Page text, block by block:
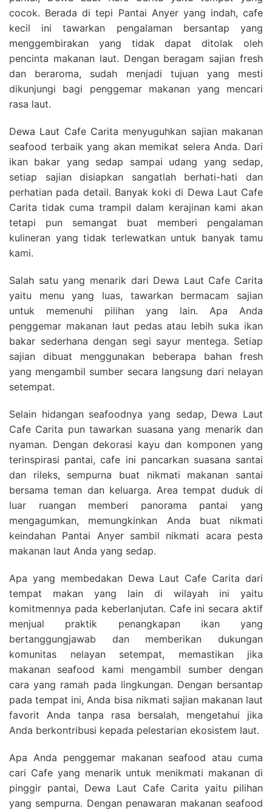
cocok. Berada di tepi Pantai Anyer yang indah, cafe
kecil ini tawarkan pengalaman bersantap yang
menggembirakan yang tidak dapat ditolak oleh
pencinta makanan laut. Dengan beragam sajian fresh
dan beraroma, sudah menjadi tujuan yang mesti
dikunjungi bagi penggemar makanan yang mencari
rasa laut.
Dewa Laut Cafe Carita menyuguhkan sajian makanan
seafood terbaik yang akan memikat selera Anda. Dari
ikan bakar yang sedap sampai udang yang sedap,
setiap sajian disiapkan sangatlah berhati-hati dan
perhatian pada detail. Banyak koki di Dewa Laut Cafe
Carita tidak cuma trampil dalam kerajinan kami akan
tetapi pun semangat buat memberi pengalaman
kulineran yang tidak terlewatkan untuk banyak tamu
kami.
Salah satu yang menarik dari Dewa Laut Cafe Carita
yaitu menu yang luas, tawarkan bermacam sajian
untuk memenuhi pilihan yang lain. Apa Anda
penggemar makanan laut pedas atau lebih suka ikan
bakar sederhana dengan segi sayur mentega. Setiap
sajian dibuat menggunakan beberapa bahan fresh
yang mengambil sumber secara langsung dari nelayan
setempat.
Selain hidangan seafoodnya yang sedap, Dewa Laut
Cafe Carita pun tawarkan suasana yang menarik dan
nyaman. Dengan dekorasi kayu dan komponen yang
terinspirasi pantai, cafe ini pancarkan suasana santai
dan rileks, sempurna buat nikmati makanan santai
bersama teman dan keluarga. Area tempat duduk di
luar ruangan memberi panorama pantai yang
mengagumkan, memungkinkan Anda buat nikmati
keindahan Pantai Anyer sambil nikmati acara pesta
makanan laut Anda yang sedap.
Apa yang membedakan Dewa Laut Cafe Carita dari
tempat makan yang lain di wilayah ini yaitu
komitmennya pada keberlanjutan. Cafe ini secara aktif
menjual praktik penangkapan ikan yang
bertanggungjawab dan memberikan dukungan
komunitas nelayan setempat, memastikan jika
makanan seafood kami mengambil sumber dengan
cara yang ramah pada lingkungan. Dengan bersantap
pada tempat ini, Anda bisa nikmati sajian makanan laut
favorit Anda tanpa rasa bersalah, mengetahui jika
Anda berkontribusi kepada pelestarian ekosistem laut.
Apa Anda penggemar makanan seafood atau cuma
cari Cafe yang menarik untuk menikmati makanan di
pinggir pantai, Dewa Laut Cafe Carita yaitu pilihan
yang sempurna. Dengan penawaran makanan seafood